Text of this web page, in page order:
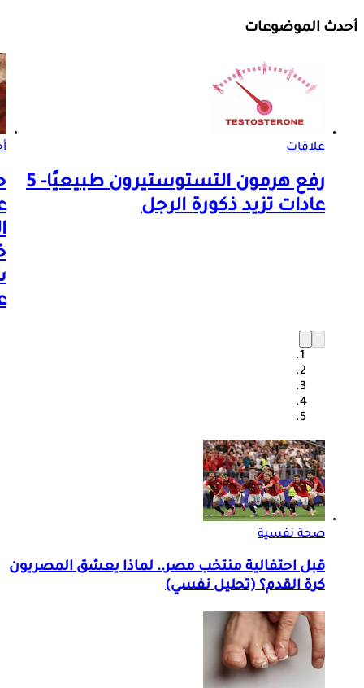
أحدث الموضوعات
علاقات
رفع هرمون التستوستيرون طبيعيًا- 5
عادات تزيد ذكورة الرجل
صحة نفسية
قبل احتفالية منتخب مصر.. لماذا يعشق المصريون
كرة القدم؟ (تحليل نفسي)